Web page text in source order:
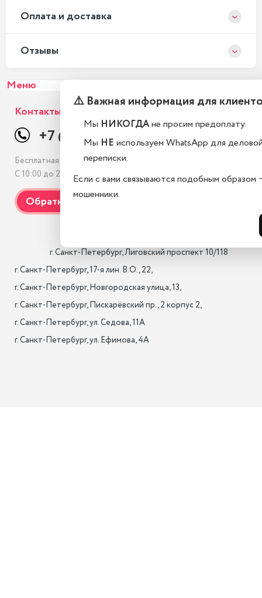
Оплата и доставка
Отзывы
Меню
Контакты
+7 (812) 507-69-38
Бесплатная консультация
С 10:00 до 21:00, без выходных
г. Санкт-Петербург, 17-я лин. B.O., 22,
г. Санкт-Петербург, Новгородская улица, 13,
г. Санкт-Петербург, Пискарёвский пр., 2 корпус 2,
г. Санкт-Петербург, ул. Седова, 11А
г. Санкт-Петербург, ул. Ефимова, 4А
⚠️ Важная информация для
Мы НИКОГДАне просим предоплату.
Мы НЕ используем WhatsApp для
переписки.
Если с вами связываются подобным образом
мошенники.